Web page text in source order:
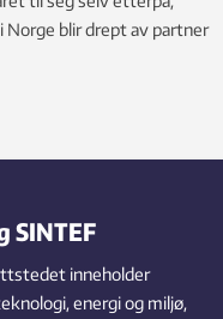
blir drept av partner
SINTEF
inneholder
energi og miljø,